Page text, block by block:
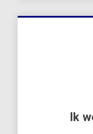
Ik